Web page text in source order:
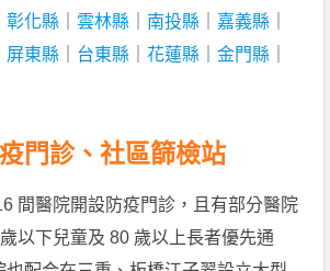
彰化縣 ｜雲林縣 南投縣 嘉義縣
屏東縣 台東縣 ｜花蓮縣 ｜金門縣
門診、社區篩檢站
間醫院開設防疫門診，且有部分醫院
以下兒童及 80 歲以上長者優先通